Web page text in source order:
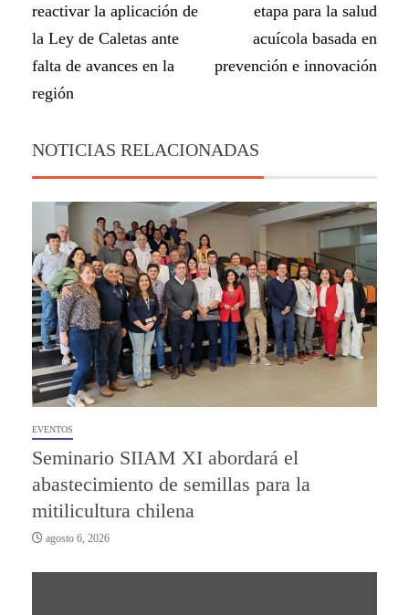
reactivar la aplicación de
la Ley de Caletas ante
falta de avances en la
región
etapa para la salud
acuícola basada en
prevención e innovación
NOTICIAS RELACIONADAS
EVENTOS
Seminario SIIAM XI abordará el
abastecimiento de semillas para la
mitilicultura chilena
agosto 6, 2026